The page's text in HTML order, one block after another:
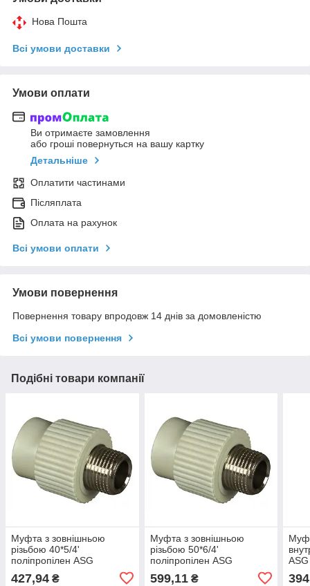
Нова Пошта
Всі умови доставки
Умови оплати
Ви отримаєте замовлення
або гроші повернуться на вашу картку
Детальніше
Оплатити частинами
Післяплата
Оплата на рахунок
Всі умови оплати
Умови повернення
Повернення товару впродовж 14 днів за домовленістю
Всі умови повернення
Подібні товари компанії
Муфта з зовнішньою
різьбою 40*5/4'
поліпропілен ASG
427,94 ₴
Муфта з зовнішньою
різьбою 50*6/4'
поліпропілен ASG
599,11₴
ASG